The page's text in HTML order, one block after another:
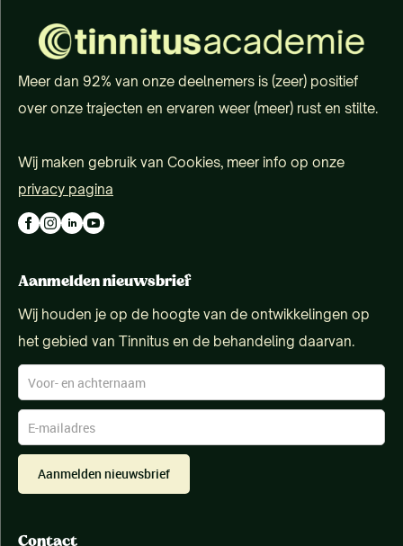
Meer dan 92% van onze deelnemers is (zeer) positief
over onze trajecten en ervaren weer (meer) rust en stilte.
Wij maken gebruik van Cookies, meer info op onze
privacy pagina
Aanmelden nieuwsbrief
Wij houden je op de hoogte van de ontwikkelingen op
het gebied van Tinnitus en de behandeling daarvan.
Aanmelden nieuwsbrief
Contact